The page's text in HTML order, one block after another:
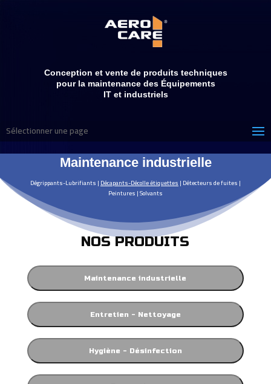
Conception et vente de produits techniques
pour la maintenance des Équipements
IT et industriels
Sélectionner une page
Maintenance industrielle
Dégrippants-Lubrifiants |Décapants-Décolle étiquettes| Détecteurs de fuites |
Peintures |Solvants
NOS PRODUITS